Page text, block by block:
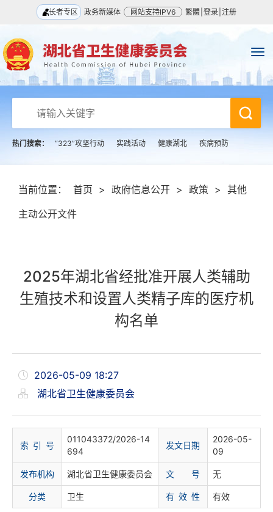
长者专区 政务新媒体 网站支持IPV6 繁體 登录 注册
热门搜索： “323”攻坚行动 实践活动 健康湖北 疾病预防
当前位置： 首页 > 政府信息公开 > 政策 > 其他
主动公开文件
2025年湖北省经批准开展人类辅助
生殖技术和设置人类精子库的医疗机
构名单
2026-05-09 18:27
湖北省卫生健康委员会
索 引 号
011043372/2026-14
694
发文日期
2026-05-
09
发布机构 湖北省卫生健康委员会 文 号 无
分类 卫生 有 效 性 有效